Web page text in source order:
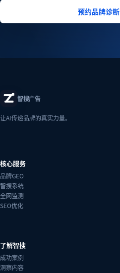
预约品牌诊断
智搜广告
让AI传递品牌的真实力量。
核心服务
品牌GEO
智搜系统
全网监测
SEO优化
了解智搜
成功案例
洞察内容